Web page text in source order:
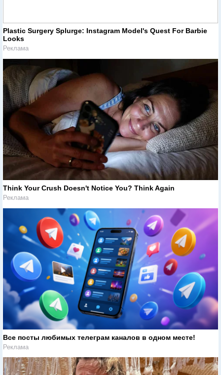
Plastic Surgery Splurge: Instagram Model's Quest For Barbie
Looks
Реклама
Think Your Crush Doesn't Notice You? Think Again
Реклама
Все посты любимых телеграм каналов в одном месте!
Реклама